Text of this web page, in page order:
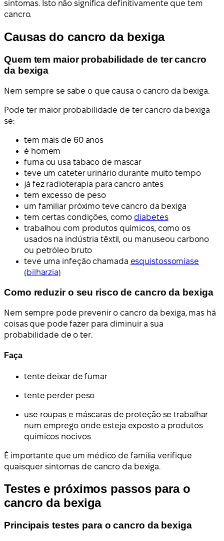
sintomas. Isto não significa definitivamente que tem
cancro.
Causas do cancro da bexiga
Quem tem maior probabilidade de ter cancro
da bexiga
Nem sempre se sabe o que causa o cancro da bexiga.
Pode ter maior probabilidade de ter cancro da bexiga
se:
tem mais de 60 anos
é homem
fuma ou usa tabaco de mascar
teve um cateter urinário durante muito tempo
já fez radioterapia para cancro antes
tem excesso de peso
um familiar próximo teve cancro da bexiga
tem certas condições, como diabetes
trabalhou com produtos químicos, como os
usados na indústria têxtil, ou manuseou carbono
ou petróleo bruto
teve uma infeção chamada esquistossomíase
(bilharzia)
Como reduzir o seu risco de cancro da bexiga
Nem sempre pode prevenir o cancro da bexiga, mas há
coisas que pode fazer para diminuir a sua
probabilidade de o ter.
Faça
tente deixar de fumar
tente perder peso
use roupas e máscaras de proteção se trabalhar
num emprego onde esteja exposto a produtos
químicos nocivos
É importante que um médico de família verifique
quaisquer sintomas de cancro da bexiga.
Testes e próximos passos para o
cancro da bexiga
Principais testes para o cancro da bexiga